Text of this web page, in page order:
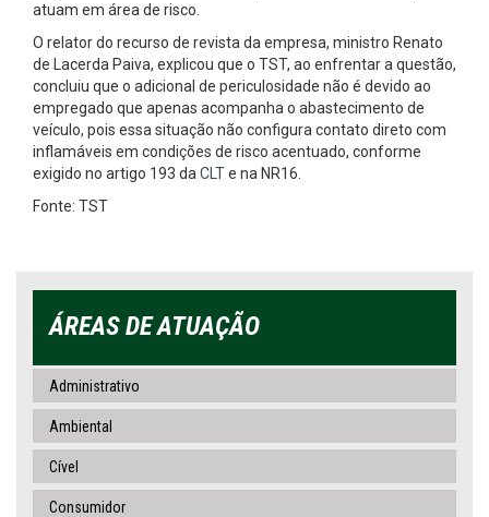
atuam em área de risco.
O relator do recurso de revista da empresa, ministro Renato
de Lacerda Paiva, explicou que o TST, ao enfrentar a questão,
concluiu que o adicional de periculosidade não é devido ao
empregado que apenas acompanha o abastecimento de
veículo, pois essa situação não configura contato direto com
inflamáveis em condições de risco acentuado, conforme
exigido no artigo 193 da CLTe na NR16.
Fonte: TST
ÁREAS DE ATUAÇÃO
Administrativo
Ambiental
Cível
Consumidor